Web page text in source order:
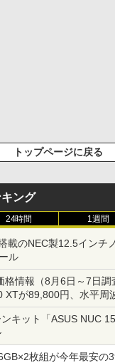
トップページに戻る
ング
24時間 1週間
載のNEC製12.5インチ
ル
格情報（8月6日～7日調
XTが89,800円、水平周
円、暑さ指数連動セー
キット「ASUS NUC
枚組が今年最安の